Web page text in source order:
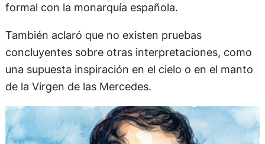
formal con la monarquía española.
También aclaró que no existen pruebas
concluyentes sobre otras interpretaciones, como
una supuesta inspiración en el cielo o en el manto
de la Virgen de las Mercedes.